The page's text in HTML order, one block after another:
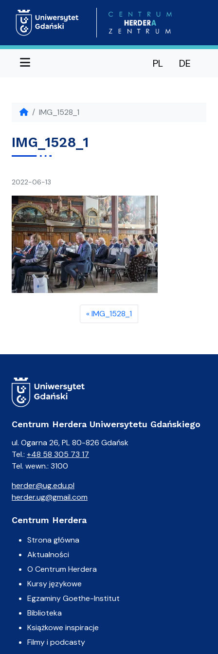
Menu PL DE
IMG_1528_1
IMG_1528_1
2022-06-13
IMG_1528_1
Centrum Herdera Uniwersytetu Gdańskiego
ul. Ogarna 26, PL 80-826 Gdańsk
Tel.: +48 58 305 73 17
Tel. wewn.: 3100
herder@ug.edu.pl
herder.ug@gmail.com
Centrum Herdera
Strona główna
Aktualności
O Centrum Herdera
Kursy językowe
Egzaminy Goethe-Institut
Biblioteka
Książkowe inspiracje
Filmy i podcasty